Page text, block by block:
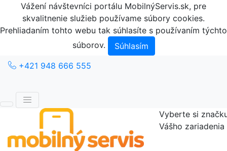
Vážení návštevníci portálu MobilnýServis.sk, pre
skvalitnenie služieb používame súbory cookies.
Prehliadaním tohto webu tak súhlasíte s používaním týchto
súborov.
Súhlasím
+421 948 666 555
Vyberte si
Vášho zariadenia